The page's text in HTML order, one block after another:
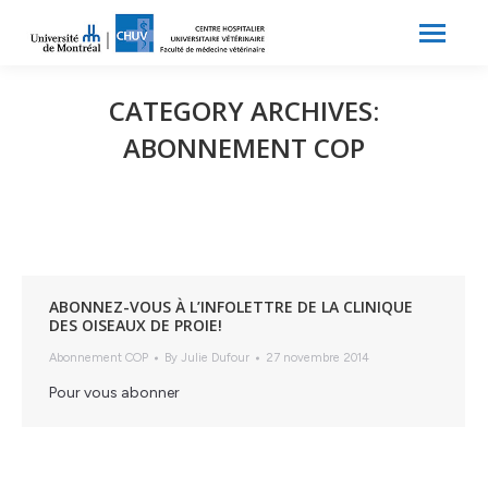
CATEGORY ARCHIVES:
ABONNEMENT COP
ABONNEZ-VOUS À L’INFOLETTRE DE LA CLINIQUE
DES OISEAUX DE PROIE!
Abonnement COP By Julie Dufour 27 novembre 2014
Pour vous abonner